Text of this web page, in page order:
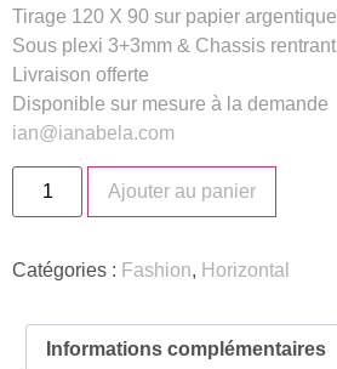
Tirage 120 X 90 sur papier argentique
Sous plexi 3+3mm & Chassis rentrant
Livraison offerte
Disponible sur mesure à la demande
ian@ianabela.com
Ajouter au panier
Catégories : Fashion, Horizontal
Informations complémentaires